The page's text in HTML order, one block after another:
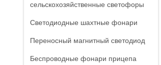
сельскохозяйственные светофоры
Светодиодные шахтные фонари
Переносный магнитный светодиод
Беспроводные фонари прицепа